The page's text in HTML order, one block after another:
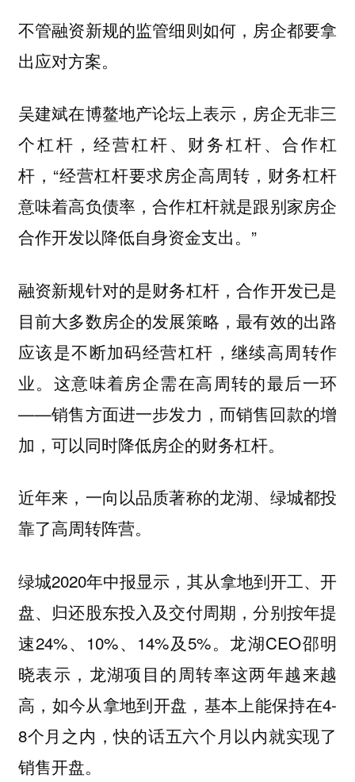
不管融资新规的监管细则如何，房企都要拿
出应对方案。
吴建斌在博鳌地产论坛上表示，房企无非三
个杠杆，经营杠杆、财务杠杆、合作杠
杆，“经营杠杆要求房企高周转，财务杠杆
意味着高负债率，合作杠杆就是跟别家房企
合作开发以降低自身资金支出。”
融资新规针对的是财务杠杆，合作开发已是
目前大多数房企的发展策略，最有效的出路
应该是不断加码经营杠杆，继续高周转作
业。这意味着房企需在高周转的最后一环
——销售方面进一步发力，而销售回款的增
加，可以同时降低房企的财务杠杆。
近年来，一向以品质著称的龙湖、绿城都投
靠了高周转阵营。
绿城2020年中报显示，其从拿地到开工、开
盘、归还股东投入及交付周期，分别按年提
速24%、10%、14%及5%。龙湖CEO邵明
晓表示，龙湖项目的周转率这两年越来越
高，如今从拿地到开盘，基本上能保持在4-
8个月之内，快的话五六个月以内就实现了
销售开盘。